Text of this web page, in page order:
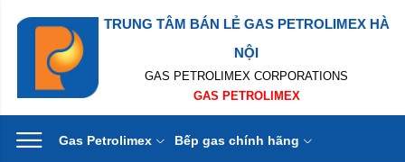
TRUNG TÂM BÁN LẺ GAS PETROLIMEX HÀ
NỘI
GAS PETROLIMEX CORPORATIONS
GAS PETROLIMEX
Gas Petrolimex Bếp gas chính hãng